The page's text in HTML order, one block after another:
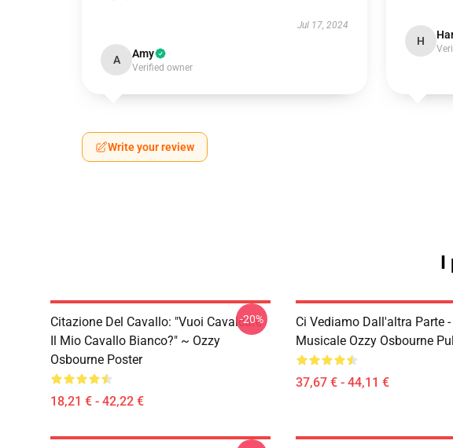
Jul 17, 2024
A Amy
Verified owner
H
Write your review
I
Citazione Del Cavallo: "Vuoi Cavalcare
Il Mio Cavallo Bianco?" ~ Ozzy
Osbourne Poster
18,21 € - 42,22 €
-20%
Ci Vediamo Dall'altra Parte
Musicale Ozzy Osbourne
37,67 € - 44,11 €